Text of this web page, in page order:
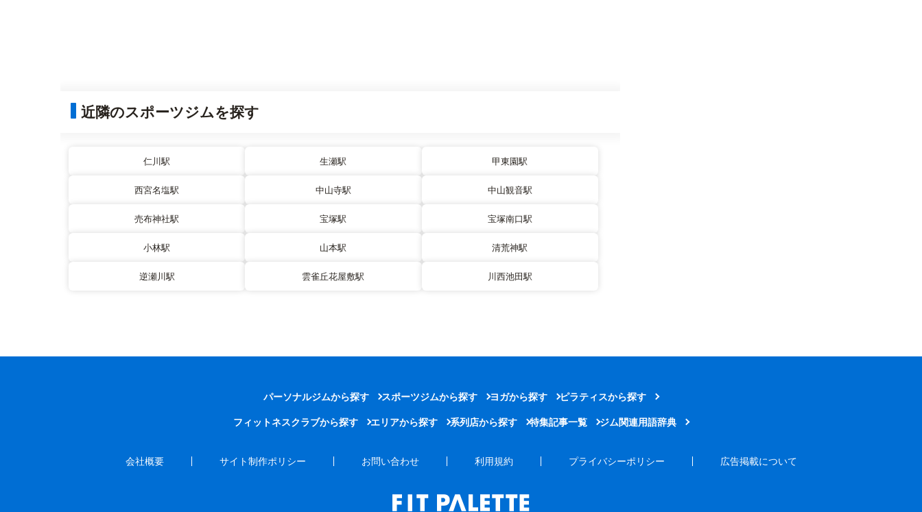
近隣のスポーツジムを探す
仁川駅 生瀬駅 甲東園駅
西宮名塩駅 中山寺駅 中山観音駅
売布神社駅 宝塚駅 宝塚南口駅
小林駅 山本駅 清荒神駅
逆瀬川駅 雲雀丘花屋敷駅 川西池田駅
パーソナルジムから探す スポーツジムから探す ヨガから探す ピラティスから探す
フィットネスクラブから探す エリアから探す 系列店から探す 特集記事一覧 ジム関連用語辞典
会社概要 サイト制作ポリシー お問い合わせ 利用規約 プライバシーポリシー 広告掲載について